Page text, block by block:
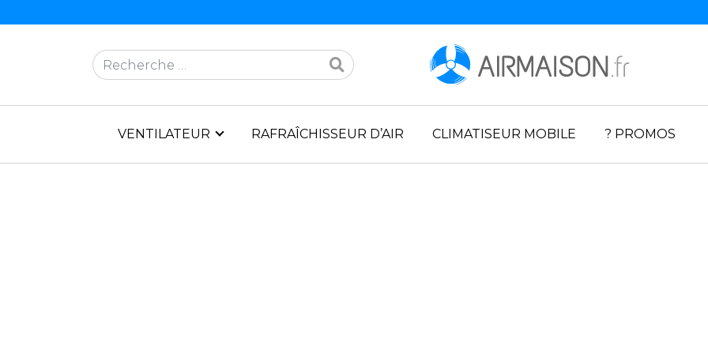
Rechercher
VENTILATEUR RAFRAÎCHISSEUR D’AIR CLIMATISEUR MOBILE ? PROMOS